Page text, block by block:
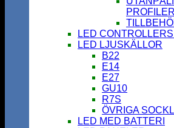
PROFILER
LED
LED LJUSKÄLLOR
B22
E14
E27
GU10
R7S
ÖVRIGA
LED MED BATTERI